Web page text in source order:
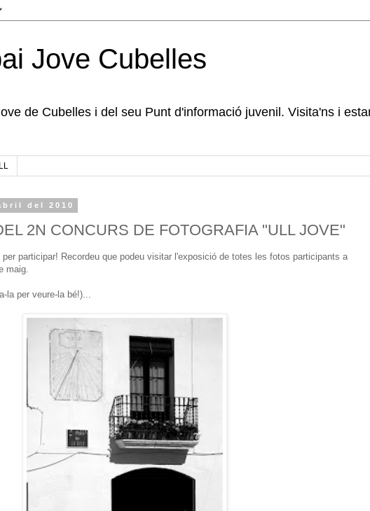
Jove Cubelles
de Cubelles i del seu Punt d'informació juvenil. Visita'ns i
del 2010
2N CONCURS DE FOTOGRAFIA "ULL JOVE"
participar! Recordeu que podeu visitar l'exposició de totes les fotos participants a
maig.
la per veure-la bé!)...